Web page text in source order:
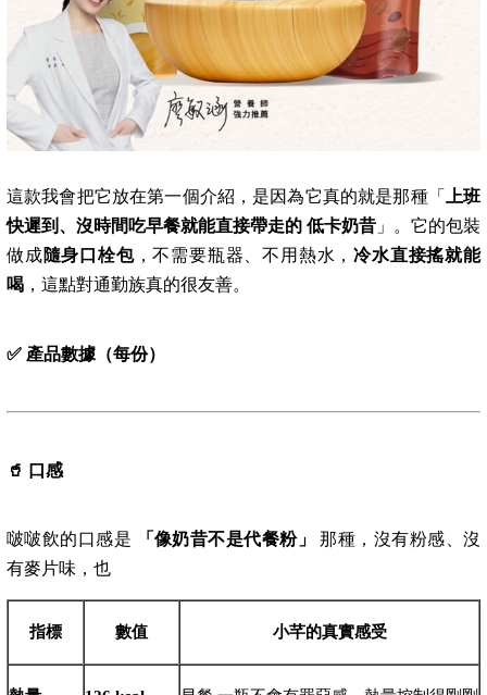
這款我會把它放在第一個介紹，是因為它真的就是那種「
上班
快遲到、沒時間吃早餐就能直接帶走的 低卡奶昔 」。它的包裝
做成隨身口栓包，不需要瓶器、不用熱水，冷水直接搖就能
喝 ，這點對通勤族真的很友善。
✅ 產品數據（每份）
🥤 口感
啵啵飲的口感是 「像奶昔不是代餐粉」
那種，沒有粉感、沒
有麥片味，也
指標 數值 小芊的真實感受